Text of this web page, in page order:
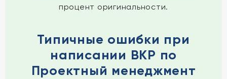
процент оригинальности.
Типичные ошибки при
написании ВКР по
Проектный менеджмент